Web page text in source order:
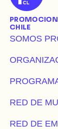
CHILE
SOMOS
RED DE
RED DE